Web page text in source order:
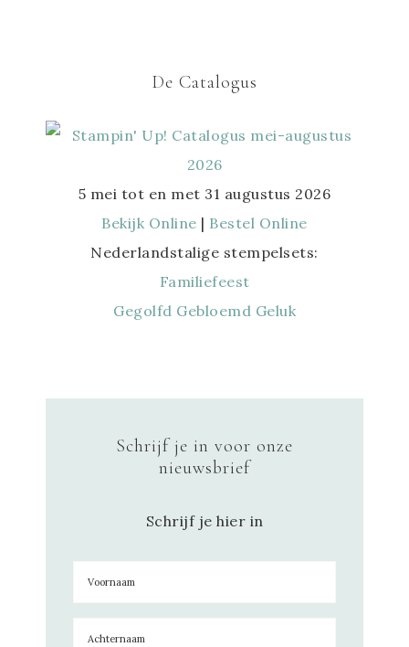
De Catalogus
5 mei tot en met 31 augustus 2026
Bekijk Online | Bestel Online
Nederlandstalige stempelsets:
Familiefeest
Gegolfd Gebloemd Geluk
Schrijf je in voor onze
nieuwsbrief
Schrijf je hier in